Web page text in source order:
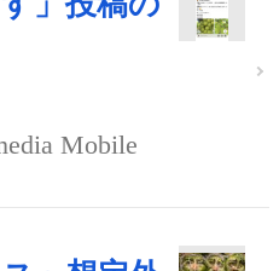
Mobile